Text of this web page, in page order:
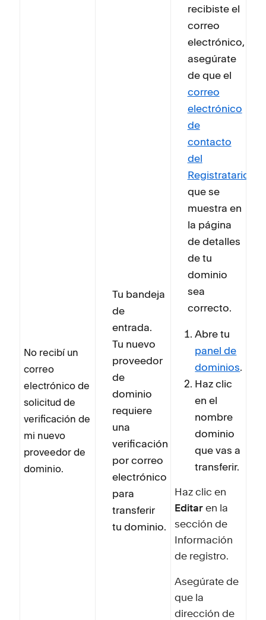
No recibí un
correo
electrónico de
solicitud de
verificación de
mi nuevo
proveedor de
dominio.
Tu bandeja
de
entrada.
Tu nuevo
proveedor
de
dominio
requiere
una
verificación
por correo
electrónico
para
transferir
tu dominio.
recibiste el
correo
electrónico,
asegúrate
de que el
correo
electrónico
de
contacto
del
Registratario
que se
muestra en
la página
de detalles
de tu
dominio
sea
correcto.
Abre tu
panel de
dominios.
Haz clic
en el
nombre
dominio
que vas a
transferir.
Haz clic en
Editar en la
sección de
Información
de registro.
Asegúrate de
que la
dirección de